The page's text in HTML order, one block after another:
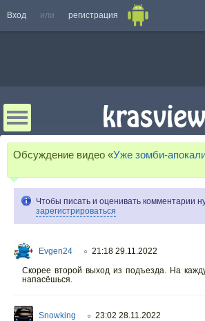
Вход или регистрация
Обсуждение видео «Уже зомби-
Чтобы писать и оценивать комментарии
зарегистрироваться
Evgen24 ○ 21:18 29.11.2022
Скорее второй выход из подъезда. На
напасёшься.
Snowking ○ 23:02 28.11.2022